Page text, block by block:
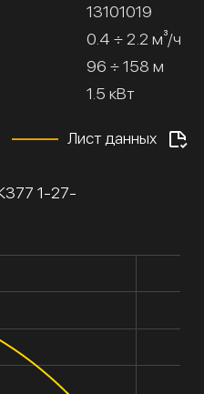
13101019
0.4 ÷ 2.2 м³/ч
96 ÷ 158 м
1.5 кВт
Лист данных
1-27-